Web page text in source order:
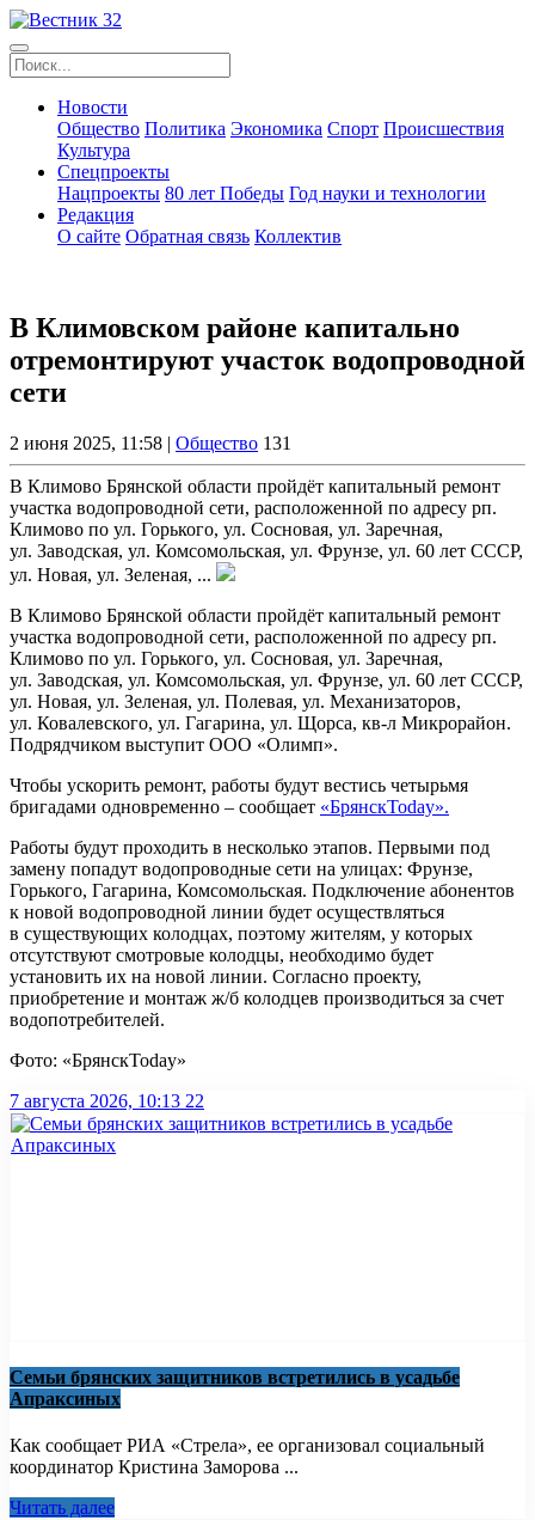
Новости
Общество Политика Экономика Спорт Происшествия
Культура
Спецпроекты
Нацпроекты 80 лет Победы Год науки и технологии
Редакция
О сайте Обратная связь Коллектив
В Климовском районе капитально
отремонтируют участок водопроводной
сети
2 июня 2025, 11:58 | Общество 131
В Климово Брянской области пройдёт капитальный ремонт
участка водопроводной сети, расположенной по адресу рп.
Климово по ул. Горького, ул. Сосновая, ул. Заречная,
ул. Заводская, ул. Комсомольская, ул. Фрунзе, ул. 60 лет СССР,
ул. Новая, ул. Зеленая, ...
В Климово Брянской области пройдёт капитальный ремонт
участка водопроводной сети, расположенной по адресу рп.
Климово по ул. Горького, ул. Сосновая, ул. Заречная,
ул. Заводская, ул. Комсомольская, ул. Фрунзе, ул. 60 лет СССР,
ул. Новая, ул. Зеленая, ул. Полевая, ул. Механизаторов,
ул. Ковалевского, ул. Гагарина, ул. Щорса, кв-л Микрорайон.
Подрядчиком выступит ООО «Олимп».
Чтобы ускорить ремонт, работы будут вестись четырьмя
бригадами одновременно – сообщает «БрянскToday».
Работы будут проходить в несколько этапов. Первыми под
замену попадут водопроводные сети на улицах: Фрунзе,
Горького, Гагарина, Комсомольская. Подключение абонентов
к новой водопроводной линии будет осуществляться
в существующих колодцах, поэтому жителям, у которых
отсутствуют смотровые колодцы, необходимо будет
установить их на новой линии. Согласно проекту,
приобретение и монтаж ж/б колодцев производиться за счет
водопотребителей.
Фото: «БрянскToday»
7 августа 2026, 10:13 22
Семьи брянских защитников встретились в усадьбе
Апраксиных
Как сообщает РИА «Стрела», ее организовал социальный
координатор Кристина Заморова ...
Читать далее